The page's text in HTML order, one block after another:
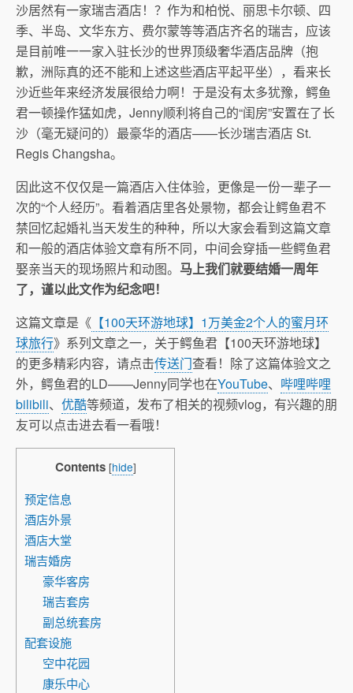
沙居然有一家瑞吉酒店！？作为和柏悦、丽思卡尔顿、四
季、半岛、文华东方、费尔蒙等等酒店齐名的瑞吉，应该
是目前唯一一家入驻长沙的世界顶级奢华酒店品牌（抱
歉，洲际真的还不能和上述这些酒店平起平坐），看来长
沙近些年来经济发展很给力啊！于是没有太多犹豫，鳄鱼
君一顿操作猛如虎，Jenny顺利将自己的“闺房”安置在了长
沙（毫无疑问的）最豪华的酒店——长沙瑞吉酒店 St.
Regis Changsha。
因此这不仅仅是一篇酒店入住体验，更像是一份一辈子一
次的“个人经历”。看着酒店里各处景物，都会让鳄鱼君不
禁回忆起婚礼当天发生的种种，所以大家会看到这篇文章
和一般的酒店体验文章有所不同，中间会穿插一些鳄鱼君
娶亲当天的现场照片和动图。 马上我们就要结婚一周年
了，谨以此文作为纪念吧！
这篇文章是《 【100天环游地球】1万美金2个人的蜜月环
球旅行》系列文章之一，关于鳄鱼君【100天环游地球】
的更多精彩内容，请点击传送门查看！除了这篇体验文之
外，鳄鱼君的LD——Jenny同学也在YouTube、 哔哩哔哩
bilibili、 优酷等频道，发布了相关的视频vlog，有兴趣的朋
友可以点击进去看一看哦！
Contents [hide]
预定信息
酒店外景
酒店大堂
瑞吉婚房
豪华客房
瑞吉套房
副总统套房
配套设施
空中花园
康乐中心